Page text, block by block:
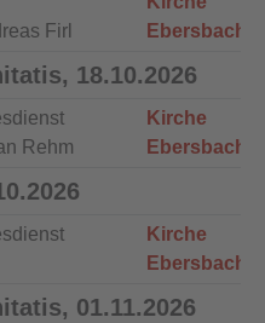
Firl
Ebersbach
18.10.2026
Rehm
Kirche
Ebersbach
Kirche
Ebersbach
01.11.2026